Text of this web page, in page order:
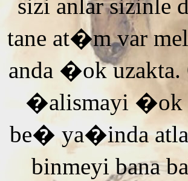
sizi anlar
tane at�m var
anda �ok
�alismayi �ok
be� ya�inda
binmeyi bana